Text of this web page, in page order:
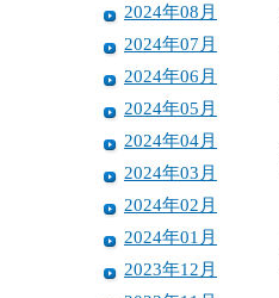
2024年08月
2024年07月
2024年06月
2024年05月
2024年04月
2024年03月
2024年02月
2024年01月
2023年12月